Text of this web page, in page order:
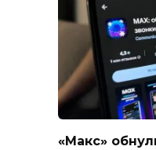
«Макс»